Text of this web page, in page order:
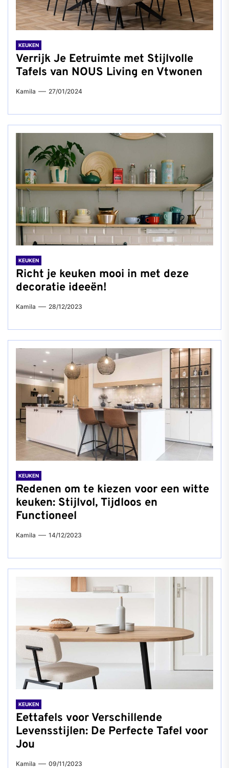
KEUKEN
Verrijk Je Eetruimte met Stijlvolle
Tafels van NOUS Living en Vtwonen
Kamila 27/01/2024
KEUKEN
Richt je keuken mooi in met deze
decoratie ideeën!
Kamila 28/12/2023
KEUKEN
Redenen om te kiezen voor een witte
keuken: Stijlvol, Tijdloos en
Functioneel
Kamila 14/12/2023
KEUKEN
Eettafels voor Verschillende
Levensstijlen: De Perfecte Tafel voor
Jou
Kamila 09/11/2023